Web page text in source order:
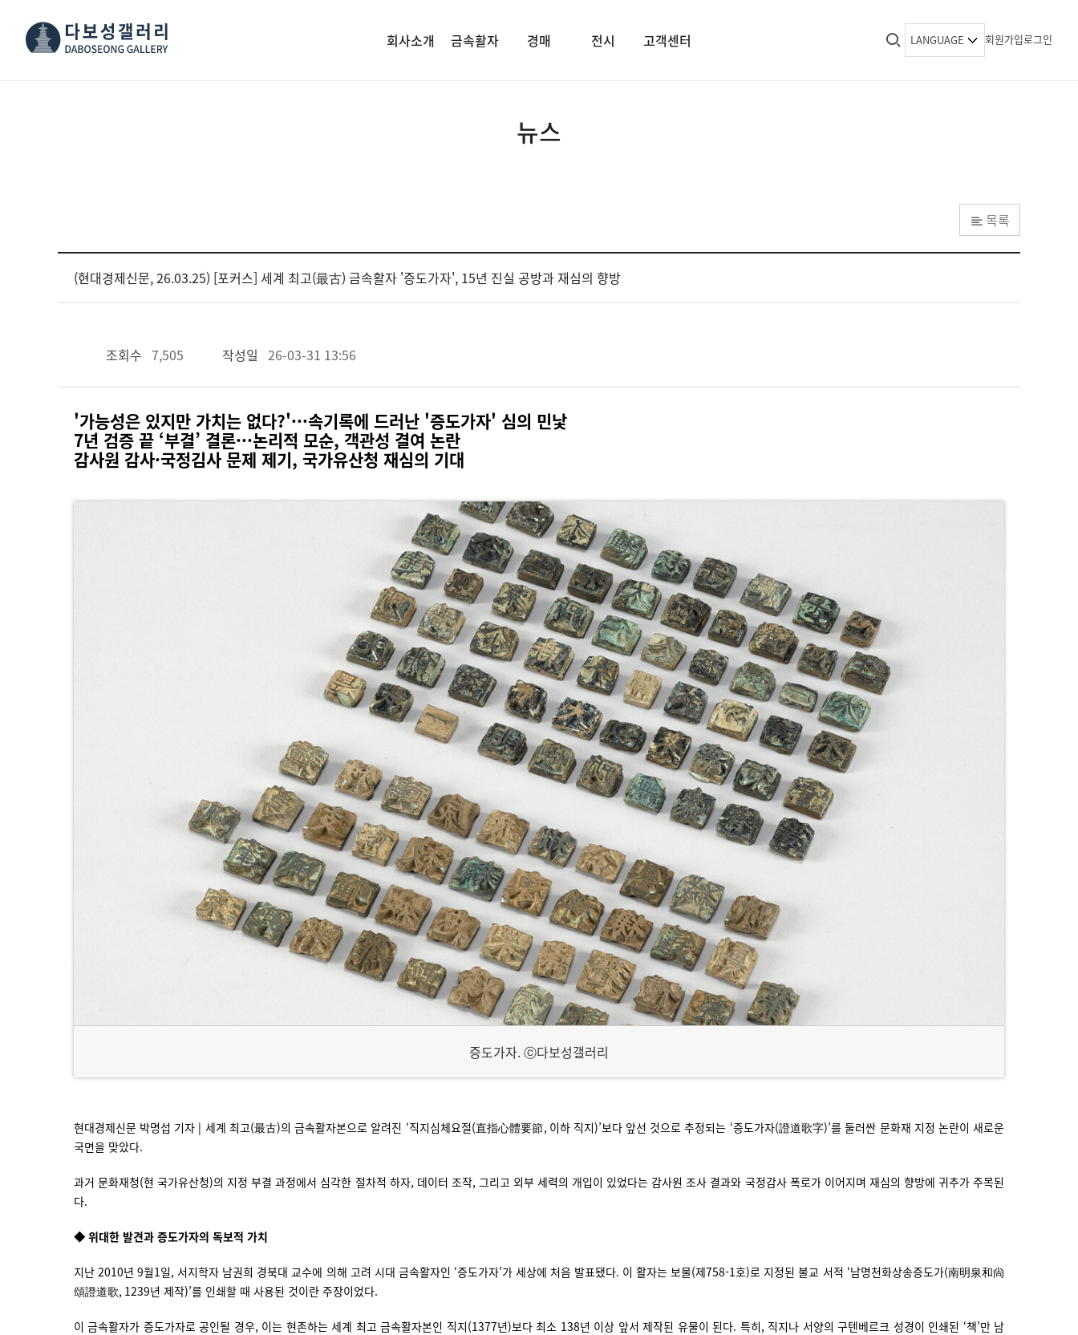
LANGUAGE 회원가입로그인
회사소개 금속활자 경매 전시 고객센터
뉴스
목록
(현대경제신문, 26.03.25) [포커스] 세계 최고(最古) 금속활자 '증도가자', 15년 진실 공방과 재심의 향방
조회수 7,505 작성일 26-03-31 13:56
'가능성은 있지만 가치는 없다?'···속기록에 드러난 '증도가자' 심의 민낯
7년 검증 끝 ‘부결’ 결론···논리적 모순, 객관성 결여 논란
감사원 감사·국정김사 문제 제기, 국가유산청 재심의 기대
증도가자. ⓒ다보성갤러리
현대경제신문 박명섭 기자 | 세계 최고(最古)의 금속활자본으로 알려진 ‘직지심체요절(直指心體要節, 이하 직지)’보다 앞선 것으로 추정되는 ‘증도가자(證道歌字)’를 둘러싼 문화재 지정 논란이 새로운
국면을 맞았다.
과거 문화재청(현 국가유산청)의 지정 부결 과정에서 심각한 절차적 하자, 데이터 조작, 그리고 외부 세력의 개입이 있었다는 감사원 조사 결과와 국정감사 폭로가 이어지며 재심의 향방에 귀추가 주목된
다.
◆ 위대한 발견과 증도가자의 독보적 가치
지난 2010년 9월1일, 서지학자 남권희 경북대 교수에 의해 고려 시대 금속활자인 ‘증도가자’가 세상에 처음 발표됐다. 이 활자는 보물(제758-1호)로 지정된 불교 서적 ‘남명천화상송증도가(南明泉和尙
頌證道歌, 1239년 제작)’를 인쇄할 때 사용된 것이란 주장이었다.
이 금속활자가 증도가자로 공인될 경우, 이는 현존하는 세계 최고 금속활자본인 직지(1377년)보다 최소 138년 이상 앞서 제작된 유물이 된다. 특히, 직지나 서양의 구텐베르크 성경이 인쇄된 ‘책’만 남